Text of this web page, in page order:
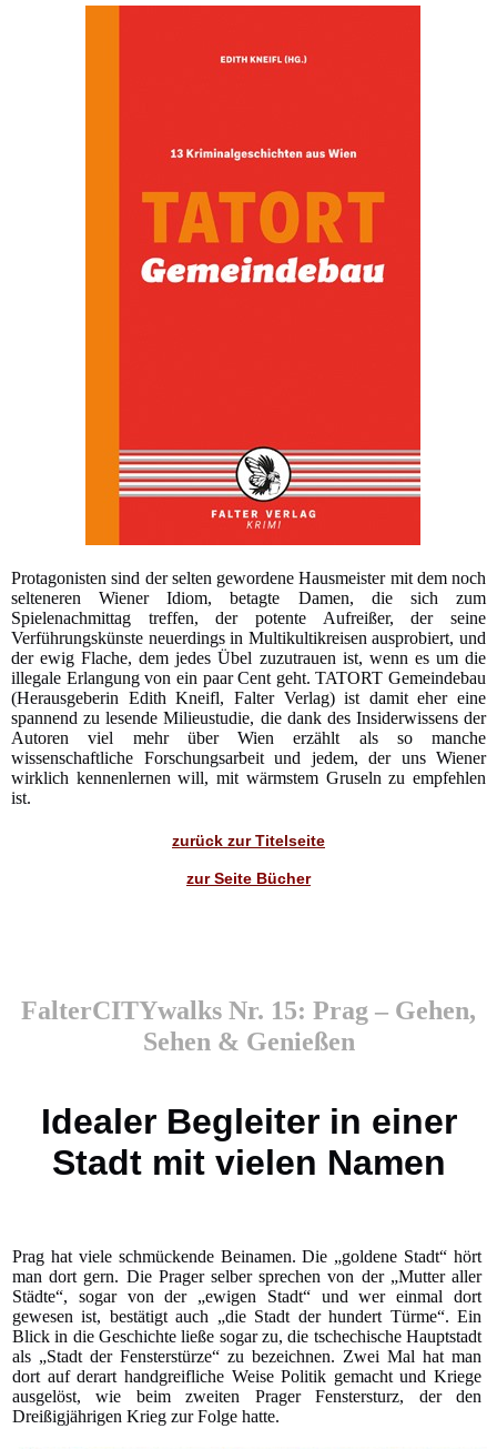
Protagonisten sind der selten gewordene Hausmeister mit dem noch
selteneren Wiener Idiom, betagte Damen, die sich zum
Spielenachmittag treffen, der potente Aufreißer, der seine
Verführungskünste neuerdings in Multikultikreisen ausprobiert, und
der ewig Flache, dem jedes Übel zuzutrauen ist, wenn es um die
illegale Erlangung von ein paar Cent geht. TATORT Gemeindebau
(Herausgeberin Edith Kneifl, Falter Verlag) ist damit eher eine
spannend zu lesende Milieustudie, die dank des Insiderwissens der
Autoren viel mehr über Wien erzählt als so manche
wissenschaftliche Forschungsarbeit und jedem, der uns Wiener
wirklich kennenlernen will, mit wärmstem Gruseln zu empfehlen
ist.
zurück zur Titelseite
zur Seite Bücher
FalterCITYwalks Nr. 15: Prag – Gehen,
Sehen & Genießen
Idealer Begleiter in einer
Stadt mit vielen Namen
Prag hat viele schmückende Beinamen. Die „goldene Stadt“ hört
man dort gern. Die Prager selber sprechen von der „Mutter aller
Städte“, sogar von der „ewigen Stadt“ und wer einmal dort
gewesen ist, bestätigt auch „die Stadt der hundert Türme“. Ein
Blick in die Geschichte ließe sogar zu, die tschechische Hauptstadt
als „Stadt der Fensterstürze“ zu bezeichnen. Zwei Mal hat man
dort auf derart handgreifliche Weise Politik gemacht und Kriege
ausgelöst, wie beim zweiten Prager Fenstersturz, der den
Dreißigjährigen Krieg zur Folge hatte.